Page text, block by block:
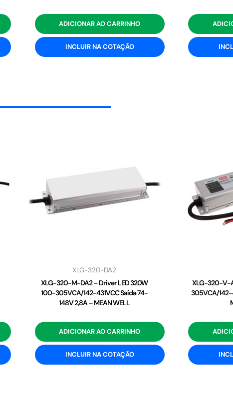
ADICIONAR AO CARRINHO
INCLUIR NA COTAÇÃO
XLG-320-DA2
XLG-320-M-DA2 – Driver LED 320W
100-305VCA/142-431VCC Saída 74-
148V 2,8A – MEAN WELL
ADICIONAR AO CARRINHO
INCLUIR NA COTAÇÃO
XLG-320-V-
305VCA/142-